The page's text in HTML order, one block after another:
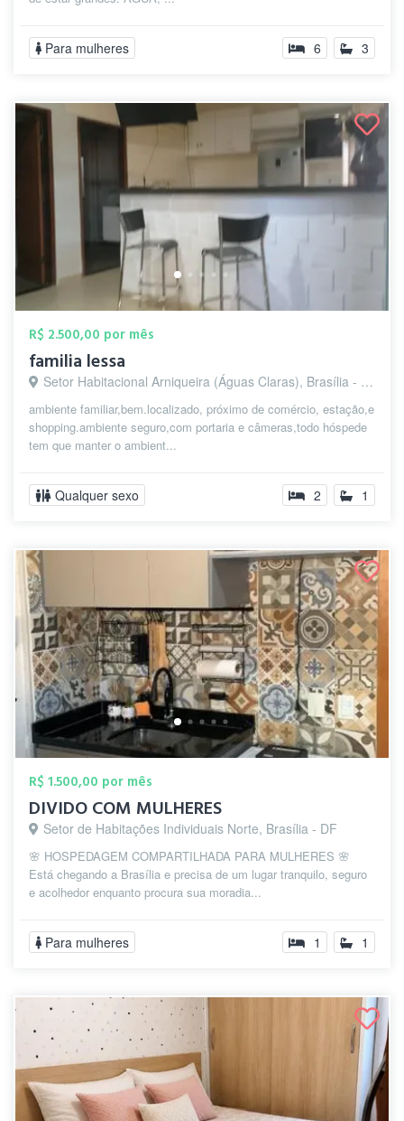
Para mulheres 6 3
R$ 2.500,00 por mês
familia lessa
Setor Habitacional Arniqueira (Águas Claras), Brasília - DF
ambiente familiar,bem.localizado, próximo de comércio, estação,e
shopping.ambiente seguro,com portaria e câmeras,todo hóspede
tem que manter o ambient...
Qualquer sexo 2 1
R$ 1.500,00 por mês
DIVIDO COM MULHERES
Setor de Habitações Individuais Norte, Brasília - DF
🌸 HOSPEDAGEM COMPARTILHADA PARA MULHERES 🌸
Está chegando a Brasília e precisa de um lugar tranquilo, seguro
e acolhedor enquanto procura sua moradia...
Para mulheres 1 1